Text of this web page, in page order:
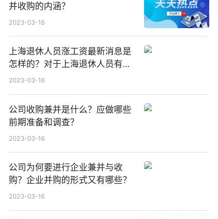
并收购的内涵？
2023-03-16
上海退休人员涨工资最新消息是
怎样的？对于上海退休人员有哪
些规定？
2023-03-16
公司收购兼并是什么？应做哪些
前期准备和调查？
2023-03-16
公司为何要进行企业兼并与收
购？企业并购的形式又有哪些？
2023-03-16